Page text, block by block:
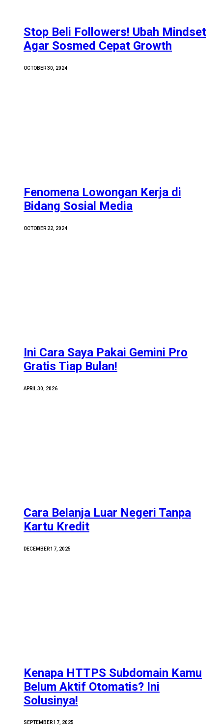
Stop Beli Followers! Ubah Mindset
Agar Sosmed Cepat Growth
OCTOBER 30, 2024
Fenomena Lowongan Kerja di
Bidang Sosial Media
OCTOBER 22, 2024
Ini Cara Saya Pakai Gemini Pro
Gratis Tiap Bulan!
APRIL 30, 2026
Cara Belanja Luar Negeri Tanpa
Kartu Kredit
DECEMBER 17, 2025
Kenapa HTTPS Subdomain Kamu
Belum Aktif Otomatis? Ini
Solusinya!
SEPTEMBER 17, 2025